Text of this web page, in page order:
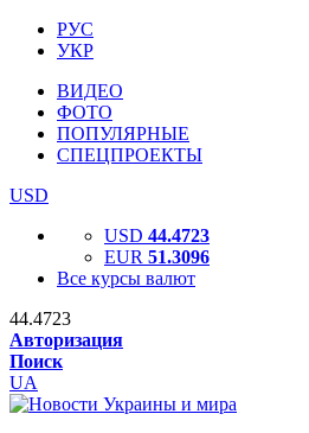
РУС
УКР
ВИДЕО
ФОТО
ПОПУЛЯРНЫЕ
СПЕЦПРОЕКТЫ
USD
USD 44.4723
EUR 51.3096
Все курсы валют
44.4723
Авторизация
Поиск
UA